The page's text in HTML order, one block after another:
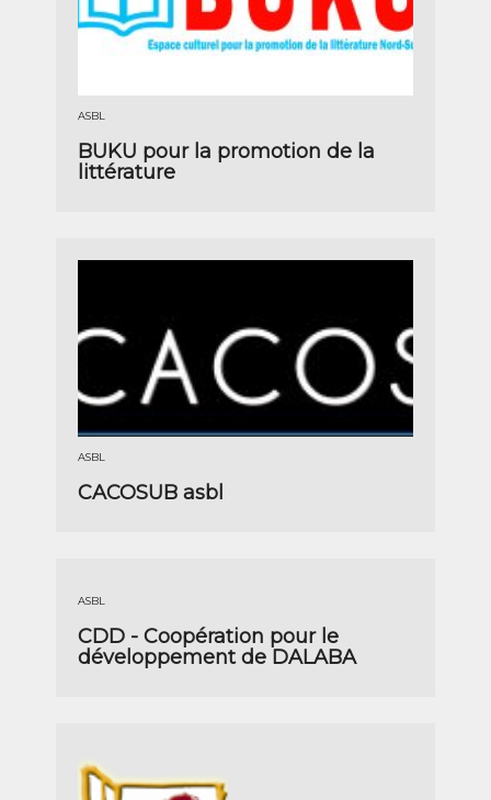
ASBL
BUKU pour la promotion de la
littérature
ASBL
CACOSUB asbl
ASBL
CDD - Coopération pour le
développement de DALABA